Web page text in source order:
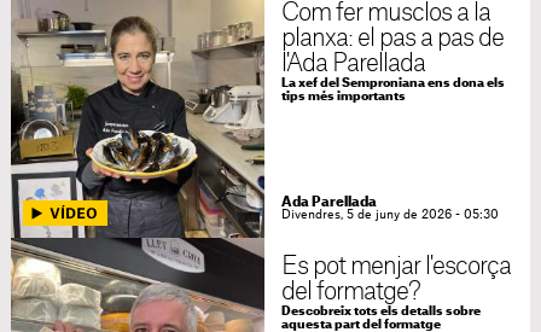
Com fer musclos a la
planxa: el pas a pas de
l'Ada Parellada
La xef del Semproniana ens dona els
tips més importants
Ada Parellada
Divendres, 5 de juny de 2026 - 05:30
Es pot menjar l'escorça
del formatge?
Descobreix tots els detalls sobre
aquesta part del formatge